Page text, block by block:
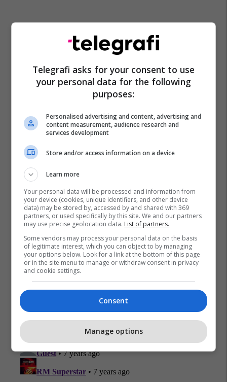
Jose Antonio Reyes
Real Madrid
Telegrafi asks for your consent to use
your personal data for the following
purposes:
Personalised advertising and content, advertising and
content measurement, audience research and
services development
Store and/or access information on a device
Learn more
Your personal data will be processed and information from
your device (cookies, unique identifiers, and other device
data) may be stored by, accessed by and shared with 369
partners, or used specifically by this site. We and our partners
may use precise geolocation data. List of partners.
Some vendors may process your personal data on the basis
of legitimate interest, which you can object to by managing
your options below. Look for a link at the bottom of this page
or in the site menu to manage or withdraw consent in privacy
and cookie settings.
Consent
Manage options